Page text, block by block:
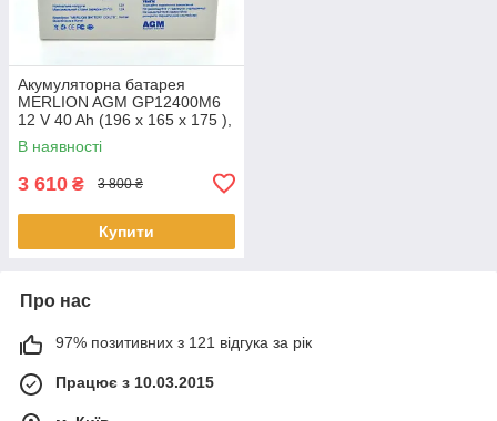
Акумуляторна батарея
MERLION AGM GP12400M6
12 V 40 Ah (196 x 165 x 175 ),
11.9 kg Q1/96
В наявності
3 610 ₴ 3 800 ₴
Купити
Про нас
97% позитивних з 121 відгука за рік
Працює з 10.03.2015